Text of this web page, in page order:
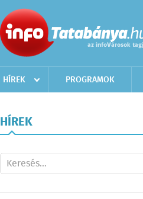
HÍREK PROGRAMOK
HÍREK